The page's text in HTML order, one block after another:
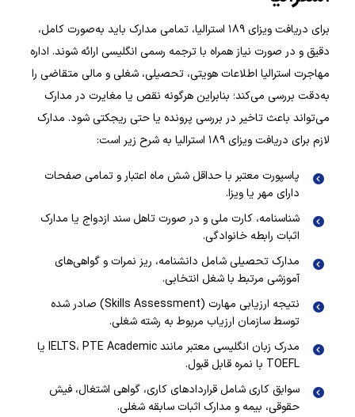
برای دریافت ویزای ۱۸۹ استرالیا، تمامی مدارک باید به‌صورت کامل،
دقیق و در صورت نیاز همراه با ترجمه رسمی انگلیسی ارائه شوند. اداره
مهاجرت استرالیا اطلاعات هویتی، تحصیلی، شغلی و مالی متقاضی را
به‌دقت بررسی می‌کند؛ بنابراین هرگونه نقص یا مغایرت در مدارک
می‌تواند باعث تاخیر در بررسی پرونده یا حتی ریجکتی شود. مدارک
لازم برای دریافت ویزای ۱۸۹ استرالیا به شرح زیر است:
پاسپورت معتبر با حداقل شش ماه اعتبار و تمامی صفحات
دارای مهر یا ویزا.
شناسنامه، کارت ملی و در صورت تاهل سند ازدواج یا مدارک
اثبات رابطه خانوادگی.
مدارک تحصیلی شامل دانشنامه، ریز نمرات و گواهی‌های
آموزشی مرتبط با شغل انتخابی.
نتیجه ارزیابی مهارت (Skills Assessment) صادر شده
توسط سازمان ارزیاب مربوط به رشته شغلی.
مدرک زبان انگلیسی معتبر مانند IELTS، PTE Academic یا
TOEFL با نمره قابل قبول.
سوابق کاری شامل قراردادهای کاری، گواهی اشتغال، فیش
حقوقی، بیمه و مدارک اثبات سابقه شغلی.